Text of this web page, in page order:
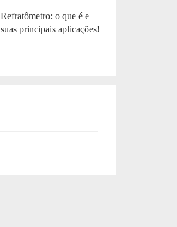
Refratômetro: o que é e
suas principais aplicações!